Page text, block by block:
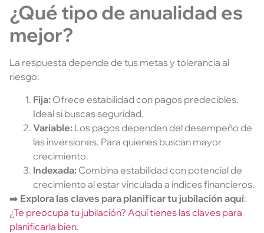
¿Qué tipo de anualidad es
mejor?
La respuesta depende de tus metas y tolerancia al
riesgo:
Fija: Ofrece estabilidad con pagos predecibles.
Ideal si buscas seguridad.
Variable: Los pagos dependen del desempeño de
las inversiones. Para quienes buscan mayor
crecimiento.
Indexada: Combina estabilidad con potencial de
crecimiento al estar vinculada a índices financieros.
➡️ Explora las claves para planificar tu jubilación aquí:
¿Te preocupa tu jubilación? Aquí tienes las claves para
planificarla bien.